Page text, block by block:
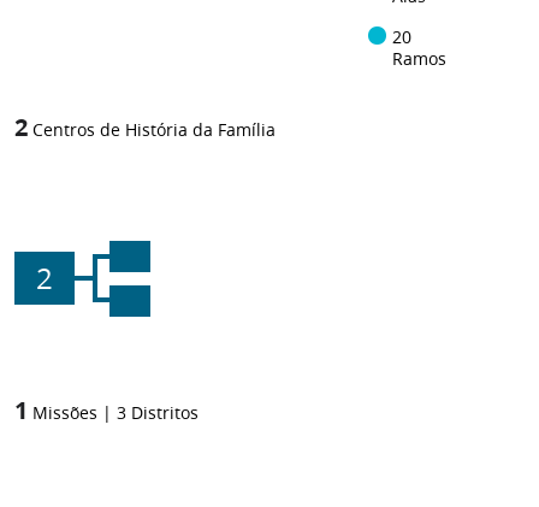
20
Ramos
2 Centros de História da Família
2
1 Missões | 3 Distritos